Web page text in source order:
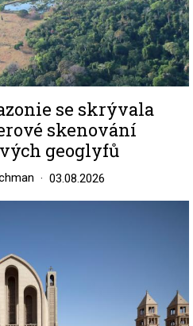
se skrývala
skenování
geoglyfů
03.08.2026